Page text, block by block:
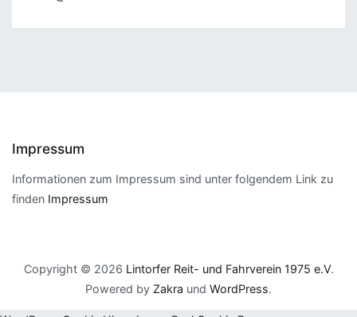
Impressum
Informationen zum Impressum sind unter folgendem Link zu
finden Impressum
Copyright © 2026 Lintorfer Reit- und Fahrverein 1975 e.V.
Powered by Zakra und WordPress.